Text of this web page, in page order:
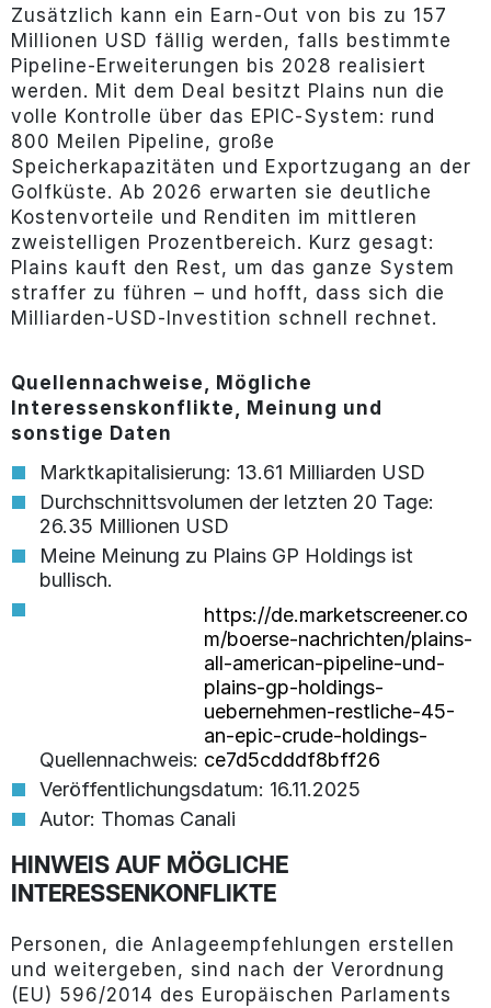
Zusätzlich kann ein Earn-Out von bis zu 157
Millionen USD fällig werden, falls bestimmte
Pipeline-Erweiterungen bis 2028 realisiert
werden. Mit dem Deal besitzt Plains nun die
volle Kontrolle über das EPIC-System: rund
800 Meilen Pipeline, große
Speicherkapazitäten und Exportzugang an der
Golfküste. Ab 2026 erwarten sie deutliche
Kostenvorteile und Renditen im mittleren
zweistelligen Prozentbereich. Kurz gesagt:
Plains kauft den Rest, um das ganze System
straffer zu führen – und hofft, dass sich die
Milliarden-USD-Investition schnell rechnet.
Quellennachweise, Mögliche
Interessenskonflikte, Meinung und
sonstige Daten
Marktkapitalisierung: 13.61 Milliarden USD
Durchschnittsvolumen der letzten 20 Tage:
26.35 Millionen USD
Meine Meinung zu Plains GP Holdings ist
bullisch.
Quellennachweis:
https://de.marketscreener.co
m/boerse-nachrichten/plains-
all-american-pipeline-und-
plains-gp-holdings-
uebernehmen-restliche-45-
an-epic-crude-holdings-
ce7d5cdddf8bff26
Veröffentlichungsdatum: 16.11.2025
Autor: Thomas Canali
HINWEIS AUF MÖGLICHE
INTERESSENKONFLIKTE
Personen, die Anlageempfehlungen erstellen
und weitergeben, sind nach der Verordnung
(EU) 596/2014 des Europäischen Parlaments